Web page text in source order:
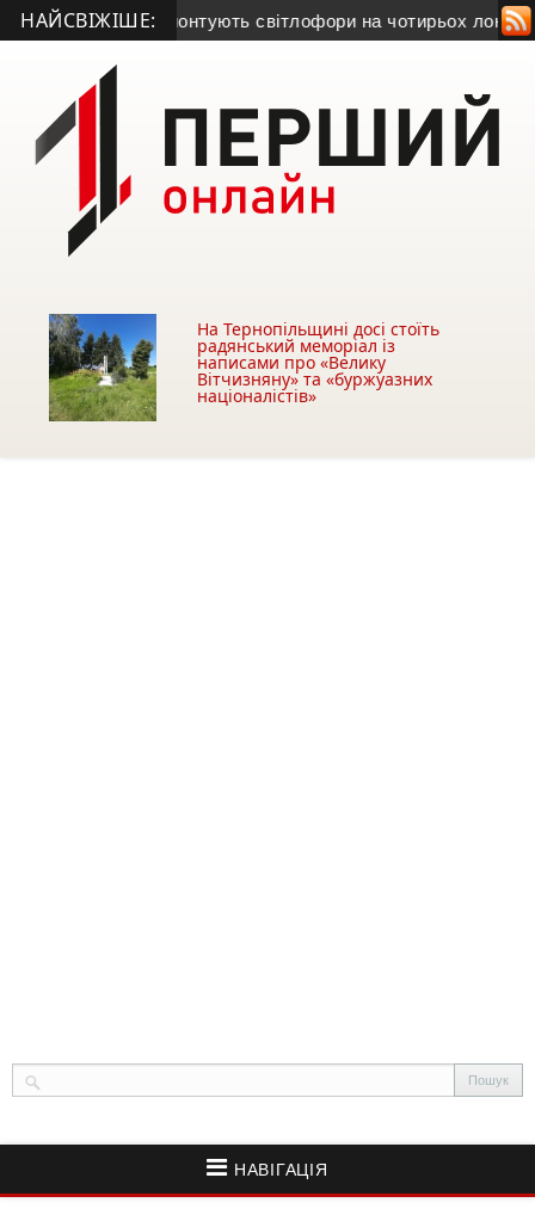
НАЙСВІЖІШЕ:
відремонтують світлофори на чотирьох локаціях • У
На Тернопільщині досі стоїть
радянський меморіал із
написами про «Велику
Вітчизняну» та «буржуазних
націоналістів»
НАВІГАЦІЯ